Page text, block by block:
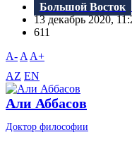
Большой Восток
13 декабрь 2020,
611
A- A A+
AZ EN
Али Аббасов
Доктор философии